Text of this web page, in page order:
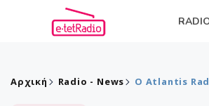
Αρχική Radio - News Ο Atlantis